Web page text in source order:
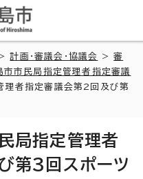
計画・審議会・協議会 >審
市市民局指定管理者指定審議
者指定審議会第2回及び第
局指定管理者
第3回スポーツ